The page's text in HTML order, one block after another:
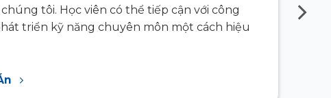
tôi. Học viên có thể tiếp cận với công
triển kỹ năng chuyên môn một cách hiệu
tạo